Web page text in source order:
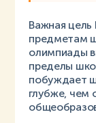
Важная
предметам
олимпиады
пределы
побуждает
глубже, чем